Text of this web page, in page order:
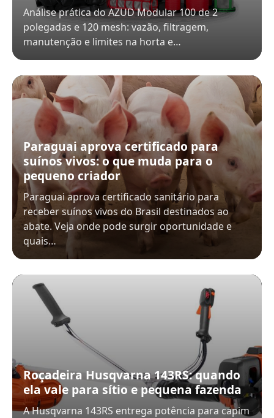
Análise prática do AZUD Modular 100 de 2
polegadas e 120 mesh: vazão, filtragem,
manutenção e limites na horta e…
Paraguai aprova certificado para
suínos vivos: o que muda para o
pequeno criador
Paraguai aprova certificado sanitário para
receber suínos vivos do Brasil destinados ao
abate. Veja onde pode surgir oportunidade e
quais…
Roçadeira Husqvarna 143RS: quando
ela vale para sítio e pequena fazenda
A Husqvarna 143RS entrega potência para capim